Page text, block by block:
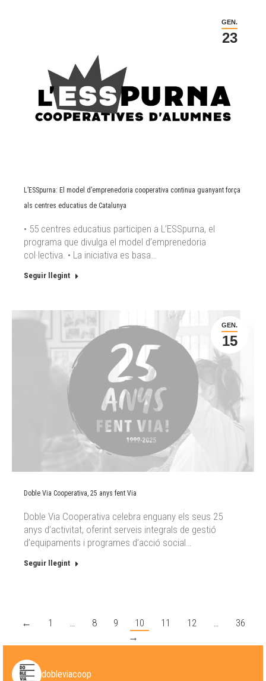
GEN.
23
L’ESSpurna: El model d’emprenedoria cooperativa continua guanyant força
als centres educatius de Catalunya
• 55 centres educatius participen a L’ESSpurna, el
programa que divulga el model d’emprenedoria
col·lectiva. • La iniciativa es basa…
Seguir llegint
GEN.
15
Doble Via Cooperativa, 25 anys fent Via
Doble Via Cooperativa celebra enguany els seus 25
anys d’activitat, oferint serveis integrals de gestió
d’equipaments i programes d’acció social…
Seguir llegint
← 1 8 9 10 11 12
36
→
dobleviacoop